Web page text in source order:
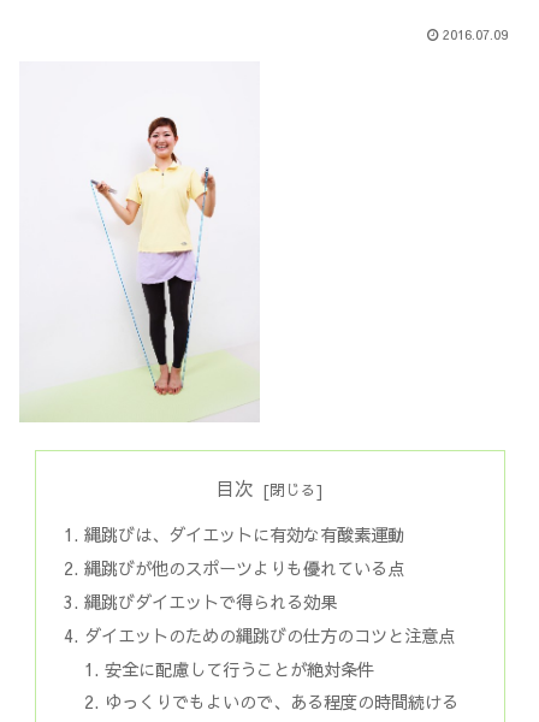
2016.07.09
目次
縄跳びは、ダイエットに有効な有酸素運動
縄跳びが他のスポーツよりも優れている点
縄跳びダイエットで得られる効果
ダイエットのための縄跳びの仕方のコツと注意点
安全に配慮して行うことが絶対条件
ゆっくりでもよいので、ある程度の時間続ける